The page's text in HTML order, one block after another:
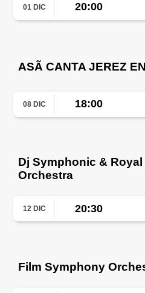
01 DIC 20:00
ASÃ CANTA JEREZ
08 DIC 18:00
Dj Symphonic &
Orchestra
12 DIC 20:30
Film Symphony